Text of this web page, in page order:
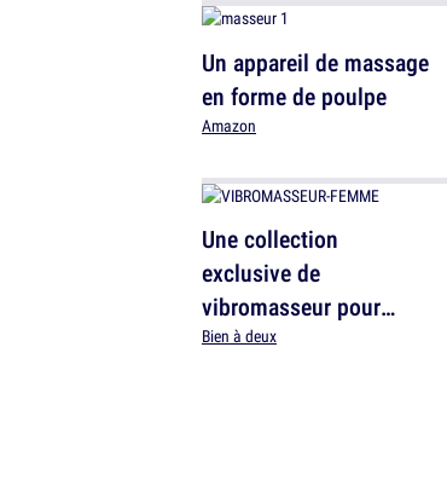
Un appareil de massage
en forme de poulpe
Amazon
Une collection
exclusive de
vibromasseur pour
femme
Bien à deux